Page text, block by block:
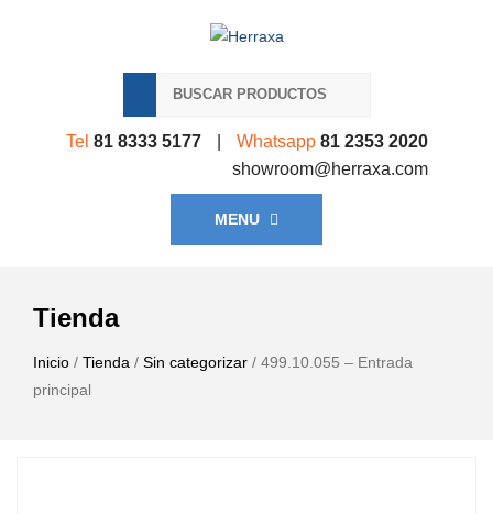
Tel 81 8333 5177 Whatsapp 81 2353 2020
showroom@herraxa.com
MENU
Tienda
Inicio / Tienda / Sin categorizar / 499.10.055 – Entrada
principal